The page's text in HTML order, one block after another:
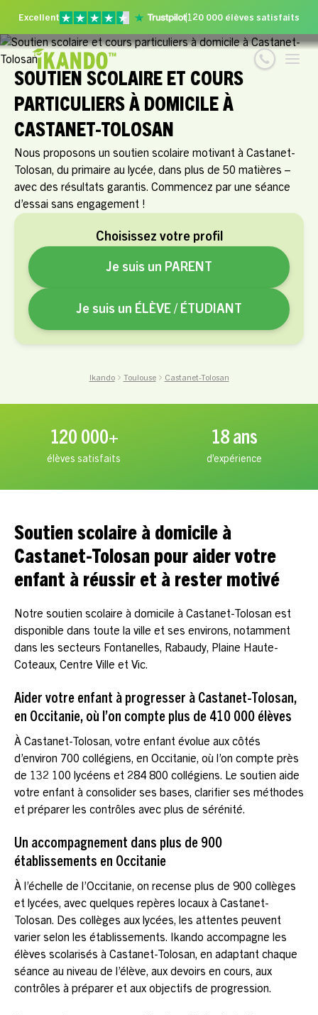
Excellent 120 000 élèves satisfaits
Ikando Toulouse Castanet-Tolosan
SOUTIEN SCOLAIRE ET COURS
PARTICULIERS À DOMICILE À
CASTANET-TOLOSAN
Nous proposons un soutien scolaire motivant à Castanet-
Tolosan, du primaire au lycée, dans plus de 50 matières –
avec des résultats garantis. Commencez par une séance
d’essai sans engagement !
Choisissez votre profil
Je suis un PARENT
Je suis un ÉLÈVE / ÉTUDIANT
120 000+
élèves satisfaits
18 ans
d’expérience
Soutien scolaire à domicile à
Castanet-Tolosan pour aider votre
enfant à réussir et à rester motivé
Notre soutien scolaire à domicile à Castanet-Tolosan est
disponible dans toute la ville et ses environs, notamment
dans les secteurs Fontanelles, Rabaudy, Plaine Haute-
Coteaux, Centre Ville et Vic.
Aider votre enfant à progresser à Castanet-Tolosan,
en Occitanie, où l’on compte plus de 410 000 élèves
À Castanet-Tolosan, votre enfant évolue aux côtés
d’environ 700 collégiens, en Occitanie, où l’on compte près
de 132 100 lycéens et 284 800 collégiens. Le soutien aide
votre enfant à consolider ses bases, clarifier ses méthodes
et préparer les contrôles avec plus de sérénité.
Un accompagnement dans plus de 900
établissements en Occitanie
À l’échelle de l’Occitanie, on recense plus de 900 collèges
et lycées, avec quelques repères locaux à Castanet-
Tolosan. Des collèges aux lycées, les attentes peuvent
varier selon les établissements. Ikando accompagne les
élèves scolarisés à Castanet-Tolosan, en adaptant chaque
séance au niveau de l’élève, aux devoirs en cours, aux
contrôles à préparer et aux objectifs de progression.